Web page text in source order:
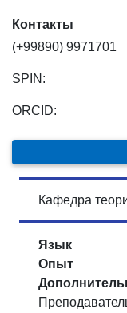
Контакты
(+99890) 9971701
SPIN:
ORCID:
Кафедра
Язык
Опыт